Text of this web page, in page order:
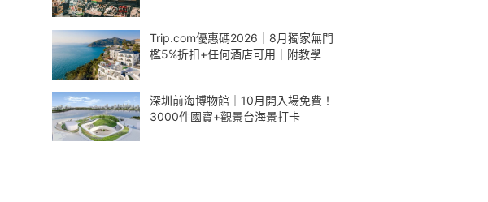
Trip.com優惠碼2026｜8月獨家無門
檻5%折扣+任何酒店可用｜附教學
深圳前海博物館｜10月開入場免費！
3000件國寶+觀景台海景打卡